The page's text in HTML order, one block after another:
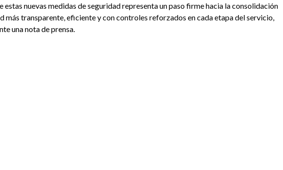
estas nuevas medidas de seguridad representa un paso firme hacia la consolidación
más transparente, eficiente y con controles reforzados en cada etapa del servicio,
una nota de prensa.